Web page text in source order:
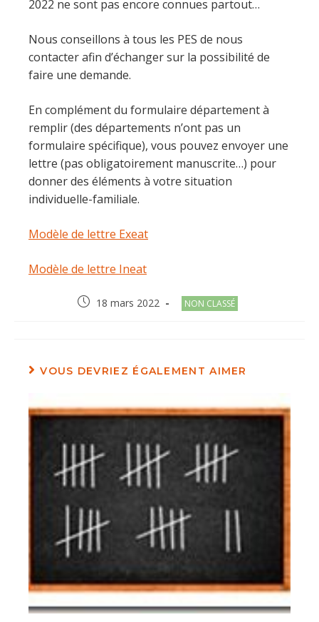
2022 ne sont pas encore connues partout…
Nous conseillons à tous les PES de nous
contacter afin d’échanger sur la possibilité de
faire une demande.
En complément du formulaire département à
remplir (des départements n’ont pas un
formulaire spécifique), vous pouvez envoyer une
lettre (pas obligatoirement manuscrite…) pour
donner des éléments à votre situation
individuelle-familiale.
Modèle de lettre Exeat
Modèle de lettre Ineat
Post18 mars 2022
Post
NON CLASSÉ
VOUS DEVRIEZ ÉGALEMENT AIMER